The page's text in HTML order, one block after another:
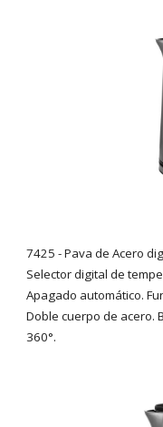
7425 - Pava de Acero
Selector digital de
Apagado automático.
Doble cuerpo de acero.
360°.